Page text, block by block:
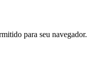
para seu navegador.